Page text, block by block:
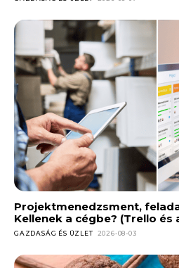
Projektmenedzsment,
Kellenek a cégbe? (Trello és
GAZDASÁG ÉS ÜZLET 2026-08-03